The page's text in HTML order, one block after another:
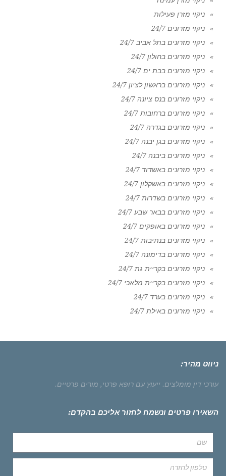
ניקוי מזרן פעילות
ניקוי מזרונים 24/7
ניקוי מזרונים בתל אביב 24/7
ניקוי מזרונים בחולון 24/7
ניקוי מזרונים בבת ים 24/7
ניקוי מזרונים בראשון לציון 24/7
ניקוי מזרונים בנס ציונה 24/7
ניקוי מזרונים ברחובות 24/7
ניקוי מזרונים בגדרה 24/7
ניקוי מזרונים בגן יבנה 24/7
ניקוי מזרונים ביבנה 24/7
ניקוי מזרונים באשדוד 24/7
ניקוי מזרונים באשקלון 24/7
ניקוי מזרונים בשדרות 24/7
ניקוי מזרונים בבאר שבע 24/7
ניקוי מזרונים באופקים 24/7
ניקוי מזרונים בנתיבות 24/7
ניקוי מזרונים בדימונה 24/7
ניקוי מזרונים בקריית גת 24/7
ניקוי מזרונים בקריית מלאכי 24/7
ניקוי מזרונים בערד 24/7
ניקוי מזרונים באילת 24/7
ניווט מהיר:
עורכי דין מומלצים. ייעוץ עם רופא פרטי, מורים פרטיים.
השאירו פרטים ונשמח לחזור אליכם בהקדם: